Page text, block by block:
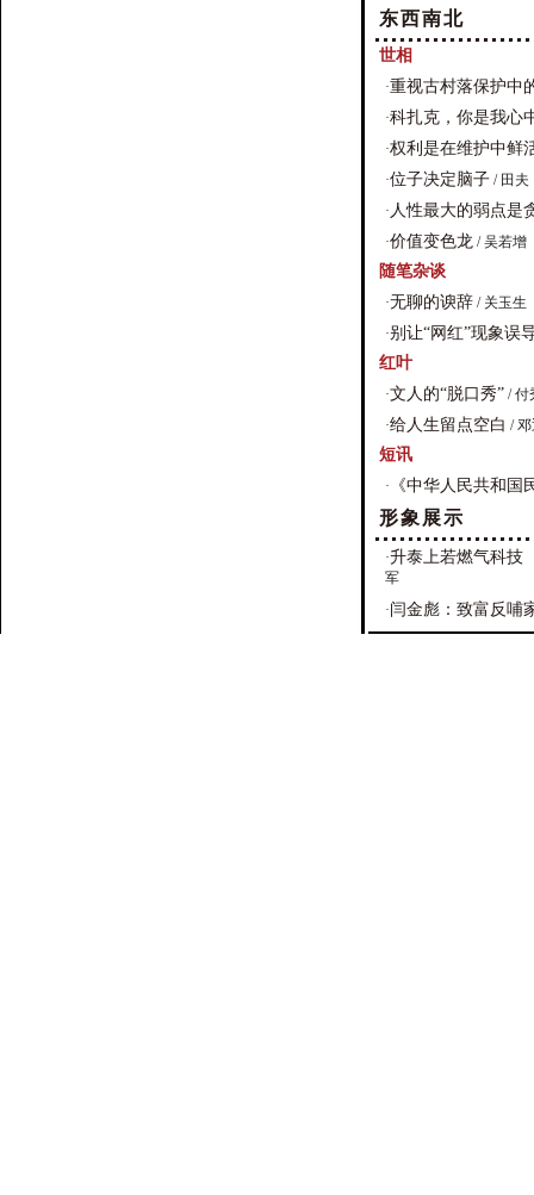
东西南北
世相
·重视古村落保护中
·科扎克，你是我心
·权利是在维护中鲜
·位子决定脑子 / 田夫
· 人性最大的弱点是
·价值变色龙 / 吴若增
随笔杂谈
·无聊的谀辞 / 关玉生
·别让“网红”现象误
红叶
·文人的“脱口秀” / 付
·给人生留点空白 /
短讯
· 《中华人民共和国
形象展示
·升泰上若燃气科技
军
·闫金彪：致富反哺